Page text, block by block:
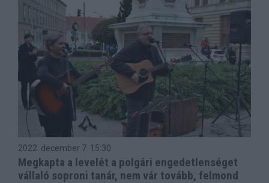
2022. december 7. 15:30
Megkapta a levelét a polgári engedetlenséget
vállaló soproni tanár, nem vár tovább, felmond